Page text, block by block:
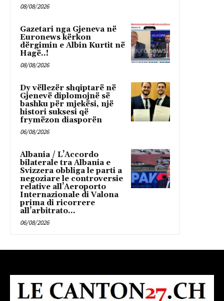
08/08/2026
Gazetari nga Gjeneva në
Euronews kërkon
dërgimin e Albin Kurtit në
Hagë..!
08/08/2026
Dy vëllezër shqiptarë në
Gjenevë diplomojnë së
bashku për mjekësi, një
histori suksesi që
frymëzon diasporën
06/08/2026
Albania / L’Accordo
bilaterale tra Albania e
Svizzera obbliga le parti a
negoziare le controversie
relative all’Aeroporto
Internazionale di Valona
prima di ricorrere
all’arbitrato...
06/08/2026